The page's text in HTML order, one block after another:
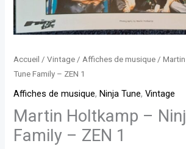
Accueil /Vintage / Affiches de musique /
Tune Family – ZEN 1
Affiches de musique,Ninja Tune,Vintage
Martin Holtkamp –
Family – ZEN 1
1